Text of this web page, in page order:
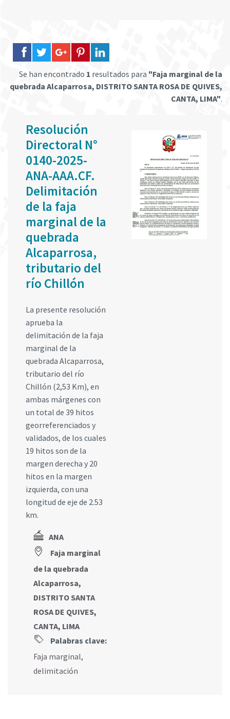
Se han encontrado 1 resultados para "Faja marginal de la
quebrada Alcaparrosa, DISTRITO SANTA ROSA DE QUIVES,
CANTA, LIMA".
Resolución
Directoral N°
0140-2025-
ANA-AAA.CF.
Delimitación
de la faja
marginal de la
quebrada
Alcaparrosa,
tributario del
río Chillón
La presente resolución
aprueba la
delimitación de la faja
marginal de la
quebrada Alcaparrosa,
tributario del río
Chillón (2,53 Km), en
ambas márgenes con
un total de 39 hitos
georreferenciados y
validados, de los cuales
19 hitos son de la
margen derecha y 20
hitos en la margen
izquierda, con una
longitud de eje de 2.53
km.
ANA
Faja marginal
de la quebrada
Alcaparrosa,
DISTRITO SANTA
ROSA DE QUIVES,
CANTA, LIMA
Palabras clave:
Faja marginal,
delimitación